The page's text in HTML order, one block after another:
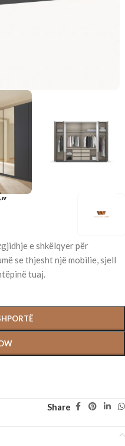
e shkëlqyer për
se thjesht një mobilie, sjell
tuaj.
Share